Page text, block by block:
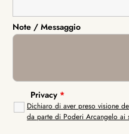
Note / Messaggio
Privacy *
Dichiaro di aver preso visione
da parte di Poderi Arcangelo ai